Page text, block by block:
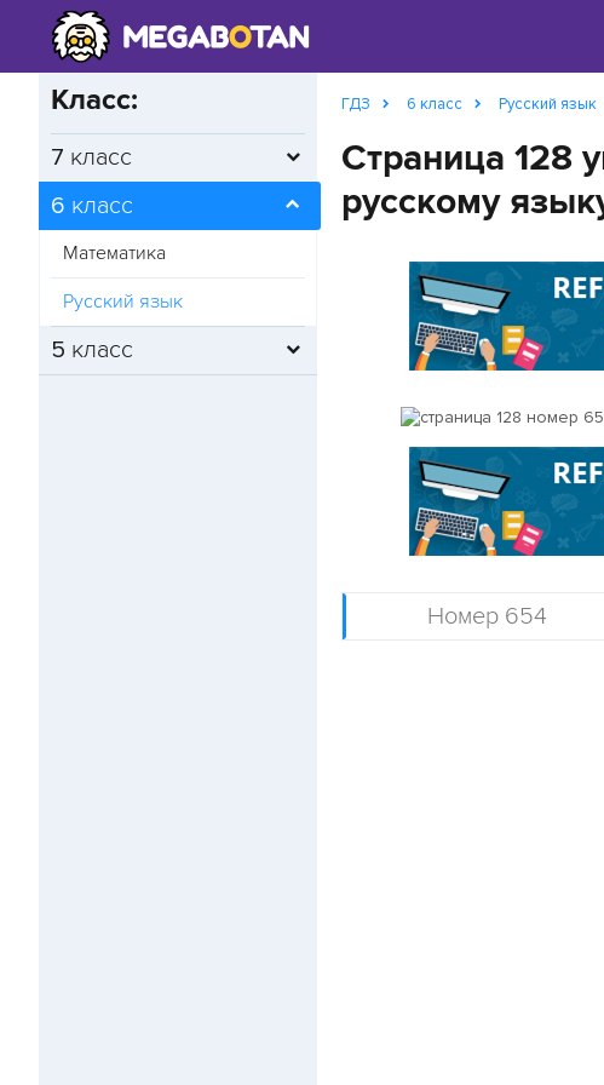
Класс:
7 класс
6 класс
Математика
Русский язык
5 класс
ГДЗ 6 класс Русский язык
Страница 128
русскому
Номер 654